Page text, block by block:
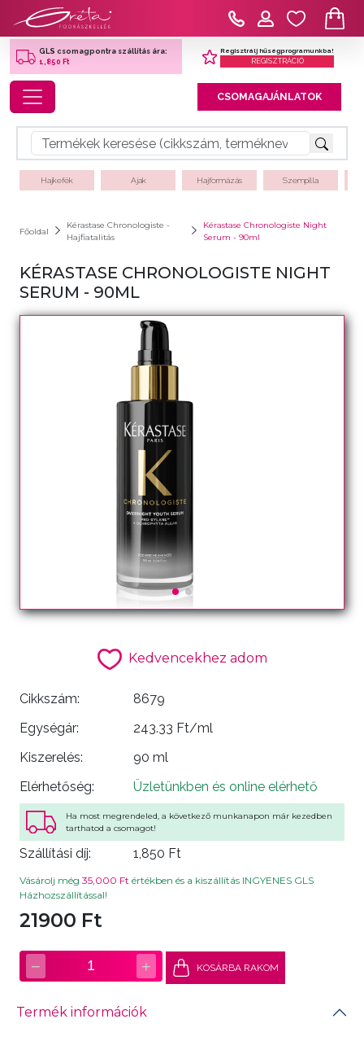
GLS csomagpontra szállítás ára:
1,850 Ft
Regisztrálj hűségprogramunkba!
REGISZTRÁCIÓ
Toggle navigation CSOMAGAJÁNLATOK
Hajkefék Ajak Hajformázás Szempilla
Főoldal
Kérastase Chronologiste -
Hajfiatalitás
Kérastase Chronologiste Night
Serum - 90ml
KÉRASTASE CHRONOLOGISTE NIGHT
SERUM - 90ML
Kedvencekhez adom
Cikkszám:
8679
Egységár:
243.33 Ft/ml
Kiszerelés:
90 ml
Elérhetőség:
Üzletünkben és online elérhető
Ha most megrendeled, a következő munkanapon már kezedben
tarthatod a csomagot!
Szállítási díj: 1,850 Ft
Vásárolj még 35,000 Ft értékben és a kiszállítás INGYENES GLS
Házhozszállítással!
21900 Ft
− 1 + KOSÁRBA RAKOM
Termék információk